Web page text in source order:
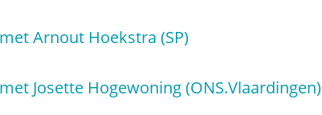
Arnout Hoekstra (SP)
Josette Hogewoning (ONS.Vlaardingen)